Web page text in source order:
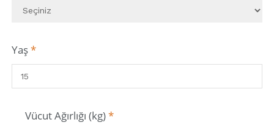
Yaş*
Vücut Ağırlığı (kg)*